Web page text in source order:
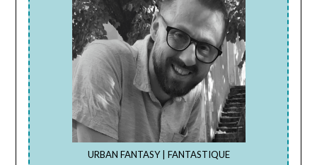
URBAN FANTASY | FANTASTIQUE